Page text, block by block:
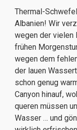
Thermal-
Albanien! Wir
wegen der vielen
frühen
wegen dem
der lauen
schon genug
Canyon hinauf,
queren müssen
Wasser … und